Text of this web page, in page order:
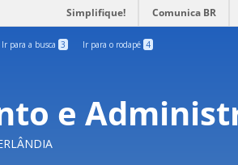
Simplifique! Comunica BR
Ir para a busca 3 Ir para o rodapé 4
e